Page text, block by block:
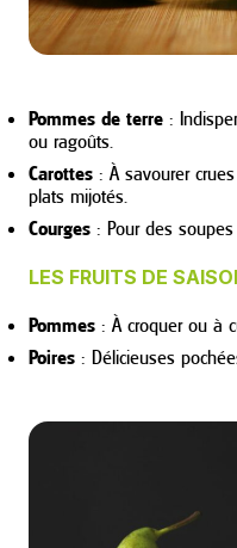
Pommes de terre :
ou ragoûts.
Carottes : À savourer
plats mijotés.
Courges : Pour des
LES FRUITS DE
Pommes : À croquer ou à
Poires : Délicieuses